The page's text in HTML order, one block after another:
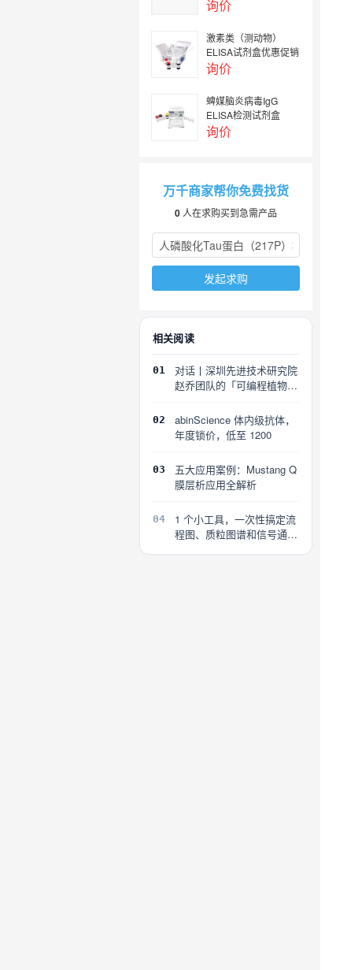
询价
激素类（测动物）
ELISA试剂盒优惠促销
询价
蜱媒脑炎病毒IgG
ELISA检测试剂盒
询价
万千商家帮你免费找货
0 人在求购买到急需产品
发起求购
相关阅读
01
对话丨深圳先进技术研究院
赵乔团队的「可编程植物」
02
abinScience 体内级抗体，
年度锁价，低至 1200
03
五大应用案例：Mustang Q
膜层析应用全解析
04
1 个小工具，一次性搞定流
程图、质粒图谱和信号通路